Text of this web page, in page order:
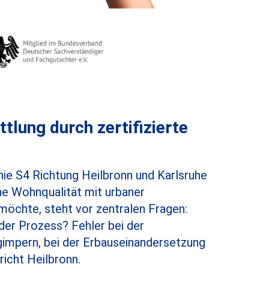
durch zertifizierte
S4 Richtung Heilbronn und Karlsruhe
Wohnqualität mit urbaner
steht vor zentralen Fragen:
Prozess? Fehler bei der
bei der Erbauseinandersetzung
Heilbronn.